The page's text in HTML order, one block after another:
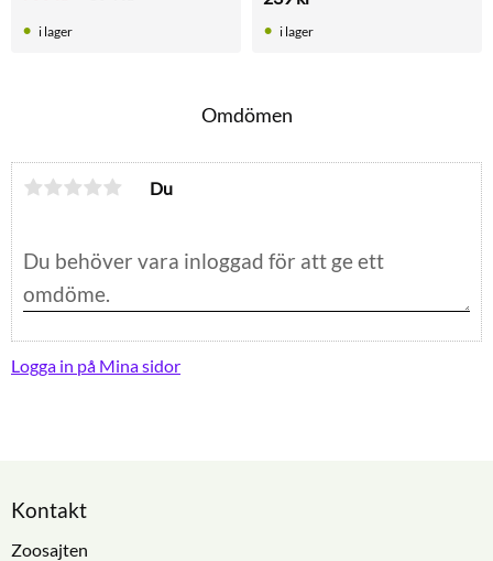
köpet.
i lager i lager
Omdömen
Du
Logga in på Mina sidor
Kontakt
Zoosajten